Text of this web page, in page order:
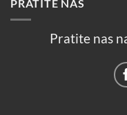
PRATITE NAS
Pratite nas